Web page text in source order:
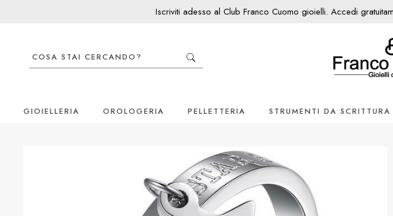
Iscriviti adesso al Club Franco Cuomo gioielli. Accedi
GIOIELLERIA OROLOGERIA PELLETTERIA STRUMENTI DA SCRITTURA